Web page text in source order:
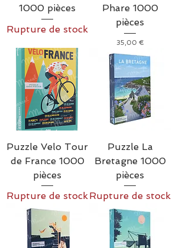
1000 pièces
Rupture de stock
Phare 1000
pièces
Prix
35,00 €
Puzzle Velo Tour
de France 1000
pièces
Rupture de stock
Puzzle La
Bretagne 1000
pièces
Rupture de stock